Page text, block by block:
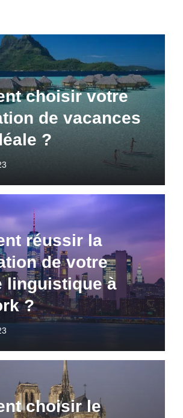
choisir votre
de vacances
?
réussir la
de votre
linguistique à
?
choisir le